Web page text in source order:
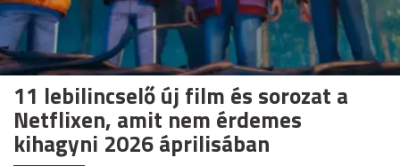
11 lebilincselő új film és sorozat a
Netflixen, amit nem érdemes
kihagyni 2026 áprilisában